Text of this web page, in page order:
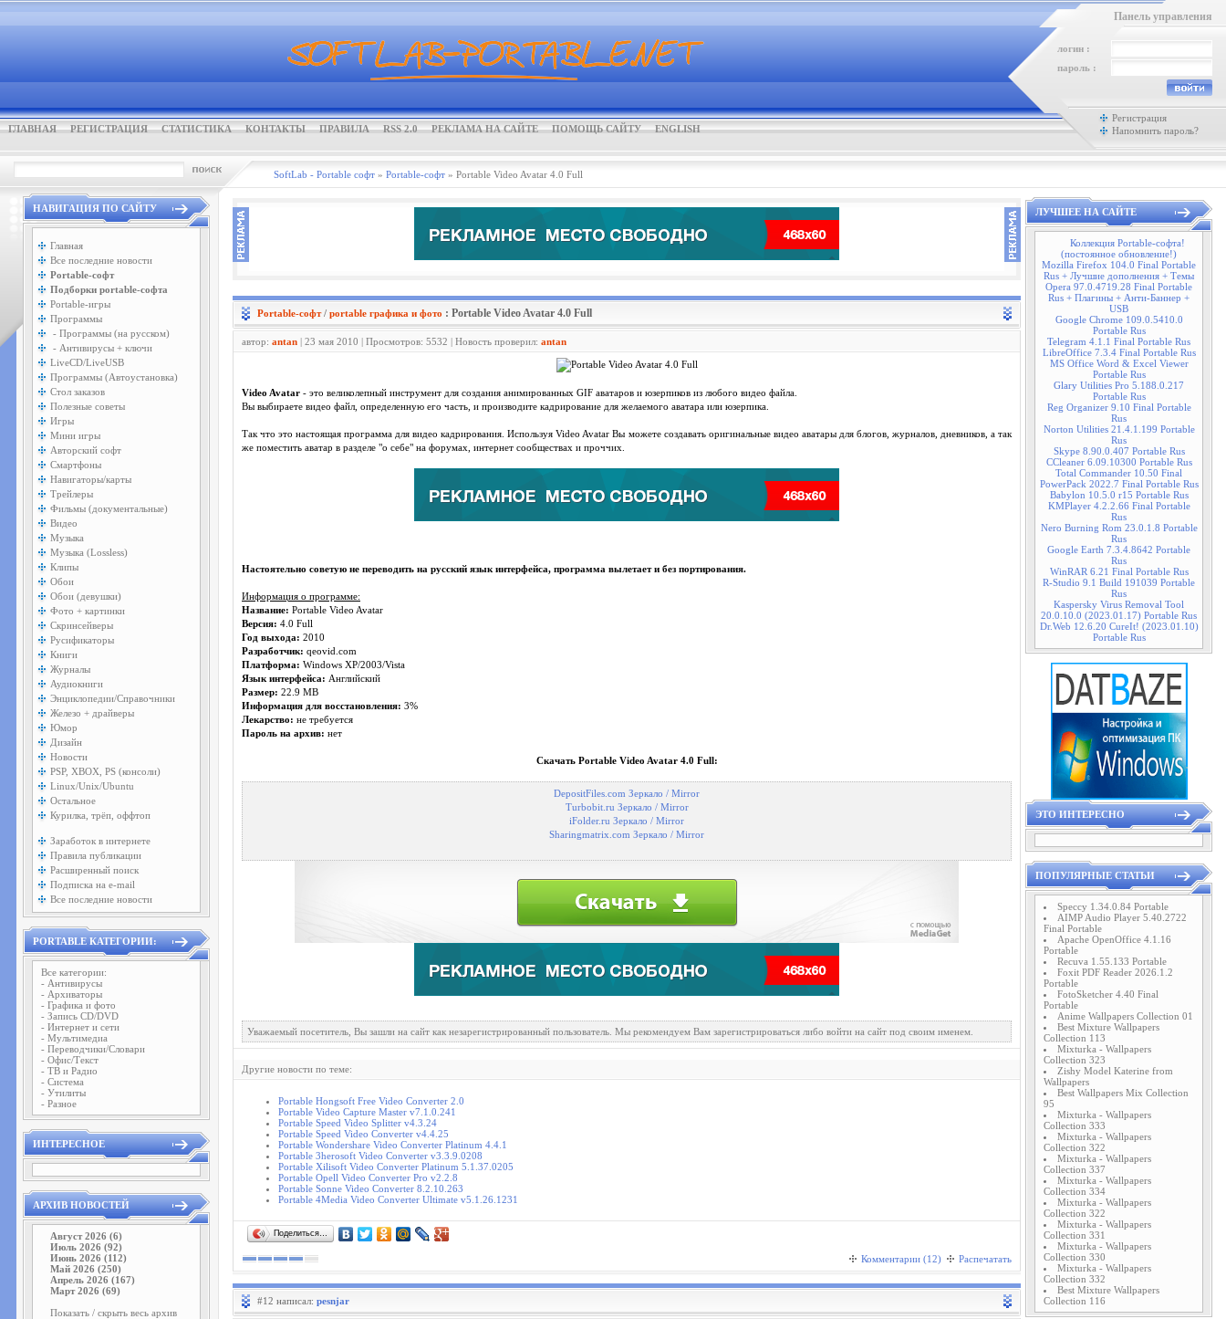
ГЛАВНАЯ РЕГИСТРАЦИЯ СТАТИСТИКА КОНТАКТЫ ПРАВИЛА RSS 2.0 РЕКЛАМА НА САЙТЕ ПОМОЩЬ САЙТУ ENGLISH
Панель управления
логин :
пароль :
Регистрация
Напомнить пароль?
SoftLab - Portable софт » Portable-софт » Portable Video Avatar 4.0 Full
НАВИГАЦИЯ ПО САЙТУ
Главная
Все последние новости
Portable-софт
Подборки portable-софта
Portable-игры
Программы
- Программы (на русском)
- Антивирусы + ключи
LiveCD/LiveUSB
Программы (Автоустановка)
Стол заказов
Полезные советы
Игры
Мини игры
Авторский софт
Смартфоны
Навигаторы/карты
Трейлеры
Фильмы (документальные)
Видео
Музыка
Музыка (Lossless)
Клипы
Обои
Обои (девушки)
Фото + картинки
Скринсейверы
Русификаторы
Книги
Журналы
Аудиокниги
Энциклопедии/Справочники
Железо + драйверы
Юмор
Дизайн
Новости
PSP, XBOX, PS (консоли)
Linux/Unix/Ubuntu
Остальное
Курилка, трёп, оффтоп
Заработок в интернете
Правила публикации
Расширенный поиск
Подписка на e-mail
Все последние новости
PORTABLE КАТЕГОРИИ:
Все категории:
- Антивирусы
- Архиваторы
- Графика и фото
- Запись CD/DVD
- Интернет и сети
- Мультимедиа
- Переводчики/Словари
- Офис/Текст
- ТВ и Радио
- Система
- Утилиты
- Разное
ИНТЕРЕСНОЕ
АРХИВ НОВОСТЕЙ
Август 2026 (6)
Июль 2026 (92)
Июнь 2026 (112)
Май 2026 (250)
Апрель 2026 (167)
Март 2026 (69)
Показать / скрыть весь архив
Portable-софт/ portable графика и фото : Portable Video Avatar 4.0 Full
автор: antan | 23 мая 2010 | Просмотров: 5532 | Новость проверил: antan
Video Avatar - это великолепный инструмент для создания анимированных GIF аватаров и юзерпиков из любого видео файла.
Вы выбираете видео файл, определенную его часть, и производите кадрирование для желаемого аватара или юзерпика.
Так что это настоящая программа для видео кадрирования. Используя Video Avatar Вы можете создавать оригинальные видео аватары для блогов, журналов, дневников, а так
же поместить аватар в разделе "о себе" на форумах, интернет сообществах и проччих.
Настоятельно советую не переводить на русский язык интерфейса, программа вылетает и без портирования.
Информация о программе:
Название: Portable Video Avatar
Версия: 4.0 Full
Год выхода: 2010
Разработчик: qeovid.com
Платформа: Windows XP/2003/Vista
Язык интерфейса: Английский
Размер: 22.9 MB
Информация для восстановления: 3%
Лекарство: не требуется
Пароль на архив: нет
Скачать Portable Video Avatar 4.0 Full:
DepositFiles.com Зеркало / Mirror
Turbobit.ru Зеркало / Mirror
iFolder.ru Зеркало / Mirror
Sharingmatrix.com Зеркало / Mirror
Уважаемый посетитель, Вы зашли на сайт как незарегистрированный пользователь. Мы рекомендуем Вам зарегистрироваться либо войти на сайт под своим именем.
Другие новости по теме:
Portable Hongsoft Free Video Converter 2.0
Portable Video Capture Master v7.1.0.241
Portable Speed Video Splitter v4.3.24
Portable Speed Video Converter v4.4.25
Portable Wondershare Video Converter Platinum 4.4.1
Portable 3herosoft Video Converter v3.3.9.0208
Portable Xilisoft Video Converter Platinum 5.1.37.0205
Portable Opell Video Converter Pro v2.2.8
Portable Sonne Video Converter 8.2.10.263
Portable 4Media Video Converter Ultimate v5.1.26.1231
Поделиться…
Комментарии (12) Распечатать
#12 написал: pesnjar
ЛУЧШЕЕ НА САЙТЕ
Коллекция Portable-софта!
(постоянное обновление!)
Mozilla Firefox 104.0 Final Portable
Rus + Лучшие дополнения + Темы
Opera 97.0.4719.28 Final Portable
Rus + Плагины + Анти-Баннер +
USB
Google Chrome 109.0.5410.0
Portable Rus
Telegram 4.1.1 Final Portable Rus
LibreOffice 7.3.4 Final Portable Rus
MS Office Word & Excel Viewer
Portable Rus
Glary Utilities Pro 5.188.0.217
Portable Rus
Reg Organizer 9.10 Final Portable
Rus
Norton Utilities 21.4.1.199 Portable
Rus
Skype 8.90.0.407 Portable Rus
CCleaner 6.09.10300 Portable Rus
Total Commander 10.50 Final
PowerPack 2022.7 Final Portable Rus
Babylon 10.5.0 r15 Portable Rus
KMPlayer 4.2.2.66 Final Portable
Rus
Nero Burning Rom 23.0.1.8 Portable
Rus
Google Earth 7.3.4.8642 Portable
Rus
WinRAR 6.21 Final Portable Rus
R-Studio 9.1 Build 191039 Portable
Rus
Kaspersky Virus Removal Tool
20.0.10.0 (2023.01.17) Portable Rus
Dr.Web 12.6.20 CureIt! (2023.01.10)
Portable Rus
ЭТО ИНТЕРЕСНО
ПОПУЛЯРНЫЕ СТАТЬИ
Speccy 1.34.0.84 Portable
AIMP Audio Player 5.40.2722
Final Portable
Apache OpenOffice 4.1.16
Portable
Recuva 1.55.133 Portable
Foxit PDF Reader 2026.1.2
Portable
FotoSketcher 4.40 Final
Portable
Anime Wallpapers Collection 01
Best Mixture Wallpapers
Collection 113
Mixturka - Wallpapers
Collection 323
Zishy Model Katerine from
Wallpapers
Best Wallpapers Mix Collection
95
Mixturka - Wallpapers
Collection 333
Mixturka - Wallpapers
Collection 322
Mixturka - Wallpapers
Collection 337
Mixturka - Wallpapers
Collection 334
Mixturka - Wallpapers
Collection 322
Mixturka - Wallpapers
Collection 331
Mixturka - Wallpapers
Collection 330
Mixturka - Wallpapers
Collection 332
Best Mixture Wallpapers
Collection 116